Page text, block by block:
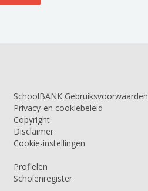
SchoolBANK Gebruiksvoorwaarden
Privacy-en cookiebeleid
Copyright
Disclaimer
Cookie-instellingen
Profielen
Scholenregister